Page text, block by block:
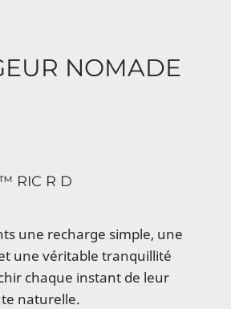
NOMADE
RIC R D
une recharge simple, une
une véritable tranquillité
chaque instant de leur
naturelle.